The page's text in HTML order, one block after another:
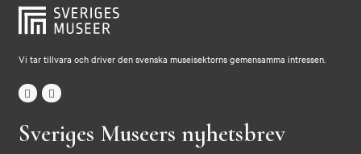
Vi tar tillvara och driver den svenska museisektorns gemensamma intressen.
Sveriges Museers nyhetsbrev